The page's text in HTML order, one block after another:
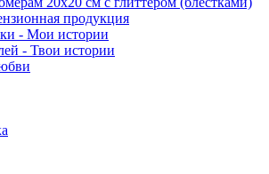
продукция
- Мои истории
- Твои истории